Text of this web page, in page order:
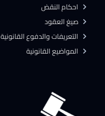
احكام النقض
صيغ العقود
التعريفات والدفوع القانونية
المواضيع القانونية